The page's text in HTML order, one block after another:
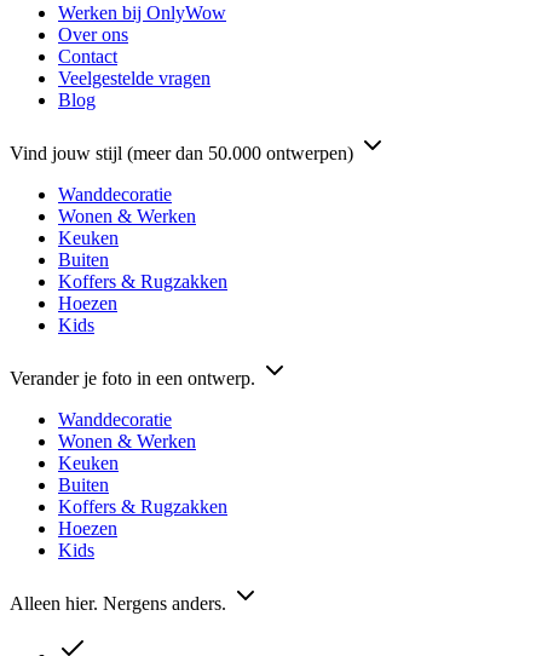
Werken bij OnlyWow
Over ons
Contact
Veelgestelde vragen
Blog
Vind jouw stijl (meer dan 50.000 ontwerpen)
Wanddecoratie
Wonen & Werken
Keuken
Buiten
Koffers & Rugzakken
Hoezen
Kids
Verander je foto in een ontwerp.
Wanddecoratie
Wonen & Werken
Keuken
Buiten
Koffers & Rugzakken
Hoezen
Kids
Alleen hier. Nergens anders.